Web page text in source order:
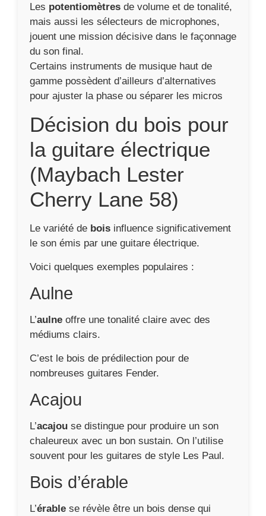
Les potentiomètres de volume et de tonalité,
mais aussi les sélecteurs de microphones,
jouent une mission décisive dans le façonnage
du son final.
Certains instruments de musique haut de
gamme possèdent d’ailleurs d’alternatives
pour ajuster la phase ou séparer les micros
Décision du bois pour
la guitare électrique
(Maybach Lester
Cherry Lane 58)
Le variété de bois influence significativement
le son émis par une guitare électrique.
Voici quelques exemples populaires :
Aulne
L’aulne offre une tonalité claire avec des
médiums clairs.
C’est le bois de prédilection pour de
nombreuses guitares Fender.
Acajou
L’acajou se distingue pour produire un son
chaleureux avec un bon sustain. On l’utilise
souvent pour les guitares de style Les Paul.
Bois d’érable
L’érable se révèle être un bois dense qui